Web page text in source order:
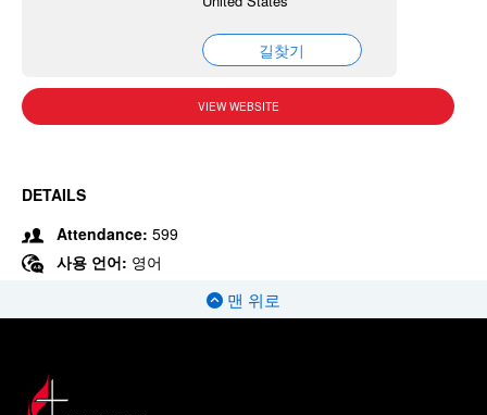
길찾기
VIEW WEBSITE
DETAILS
Attendance: 599
사용 언어: 영어
맨 위로